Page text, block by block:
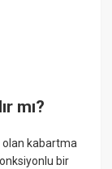
mı?
olan kabartma
bir